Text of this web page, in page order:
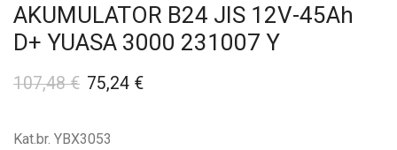
AKUMULATOR B24 JIS 12V-45Ah
D+ YUASA 3000 231007 Y
107,48€ 75,24 €
Kat.br. YBX3053